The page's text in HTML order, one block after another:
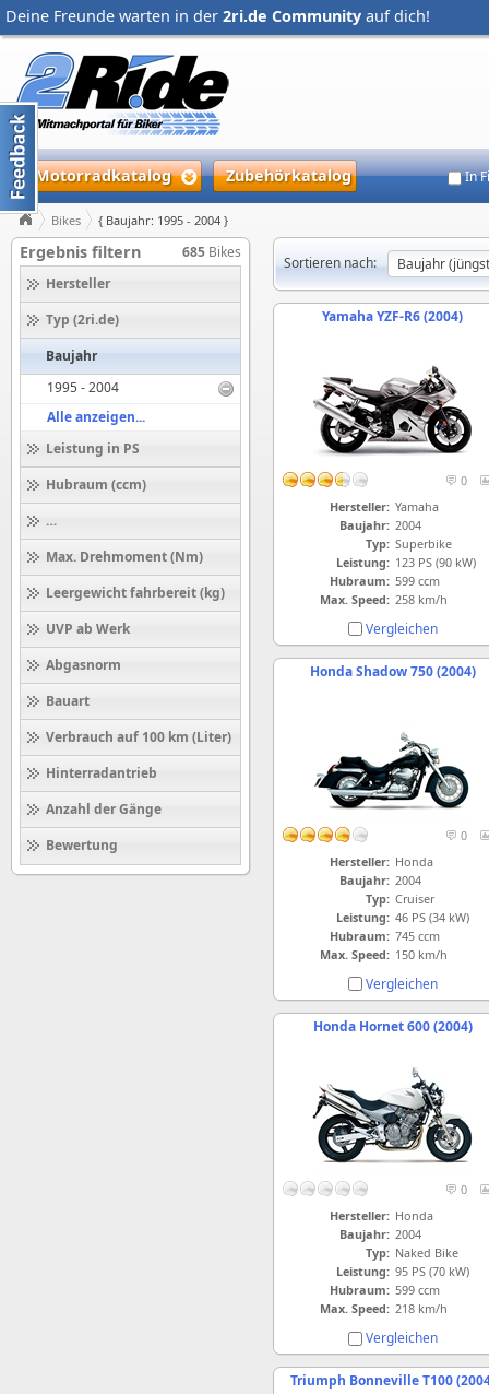
Deine Freunde warten in der 2ri.de Community auf dich!
Motorradkatalog Zubehörkatalog In
Bikes { Baujahr: 1995 - 2004 }
Ergebnis filtern 685 Bikes
Hersteller
Typ (2ri.de)
Baujahr
1995 - 2004
Alle anzeigen...
Leistung in PS
Hubraum (ccm)
Höchstgeschwindigkeit (km/h)
Max. Drehmoment (Nm)
Leergewicht fahrbereit (kg)
UVP ab Werk
Abgasnorm
Bauart
Verbrauch auf 100 km (Liter)
Hinterradantrieb
Anzahl der Gänge
Bewertung
Sortieren nach:
Yamaha YZF-R6 (2004)
0
Hersteller: Yamaha
Baujahr: 2004
Typ: Superbike
Leistung: 123 PS (90 kW)
Hubraum: 599 ccm
Max. Speed: 258 km/h
Vergleichen
Honda Shadow 750 (2004)
0
Hersteller: Honda
Baujahr: 2004
Typ: Cruiser
Leistung: 46 PS (34 kW)
Hubraum: 745 ccm
Max. Speed: 150 km/h
Vergleichen
Honda Hornet 600 (2004)
0
Hersteller: Honda
Baujahr: 2004
Typ: Naked Bike
Leistung: 95 PS (70 kW)
Hubraum: 599 ccm
Max. Speed: 218 km/h
Vergleichen
Triumph Bonneville T100